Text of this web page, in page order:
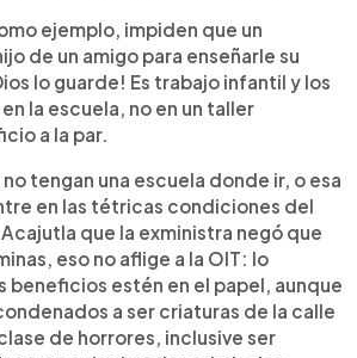
ejemplo, impiden que un
de un amigo para enseñarle su
lo guarde! Es trabajo infantil y los
la escuela, no en un taller
a la par.
tengan una escuela donde ir, o esa
en las tétricas condiciones del
que la exministra negó que
eso no aflige a la OIT: lo
beneficios estén en el papel, aunque
a ser criaturas de la calle
de horrores, inclusive ser